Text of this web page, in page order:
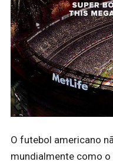
O futebol americano
mundialmente como o